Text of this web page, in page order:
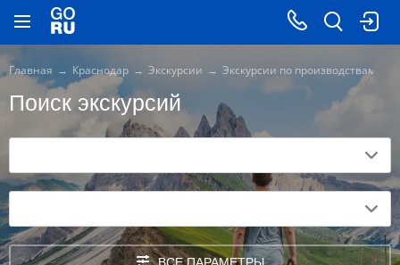
Главная Краснодар Экскурсии Экскурсии по производствам
Поиск экскурсий